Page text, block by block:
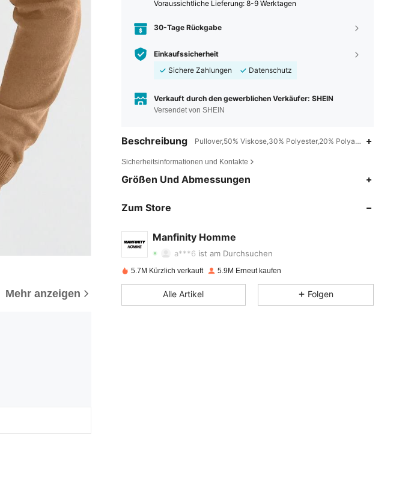
Mehr anzeigen
Voraussichtliche Lieferung: 8-9 Werktagen
30-Tage Rückgabe
Einkaufssicherheit
Sichere Zahlungen
Datenschutz
Verkauft durch den gewerblichen Verkäufer: SHEIN
Versendet von SHEIN
Beschreibung Pullover,50% Viskose,30% Polyester,20% Polyamid,Farbblock
Sicherheitsinformationen und Kontakte
Größen Und Abmessungen
Zum Store
Manfinity Homme
a***6 ist am Durchsuchen
4,86
5.7M Kürzlich verkauft 5.9M Erneut kaufen
Alle Artikel Folgen